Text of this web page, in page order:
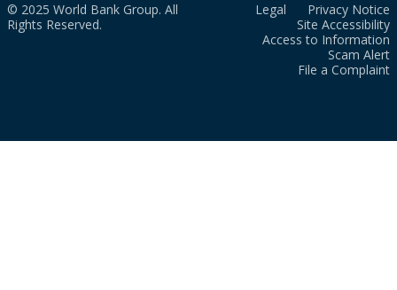
© 2025 World Bank Group. All
Rights Reserved.
Legal
Privacy Notice
Site Accessibility
Access to Information
Scam Alert
File a Complaint